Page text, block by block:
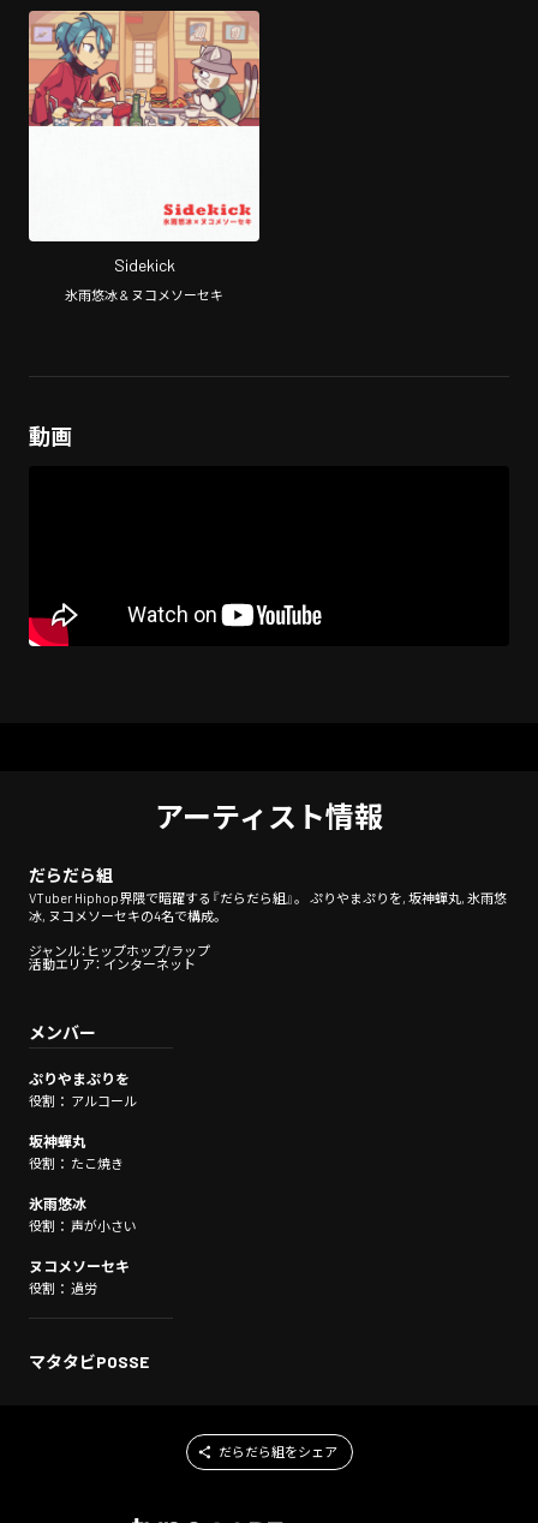
Sidekick
氷雨悠冰 & ヌコメソーセキ
動画
アーティスト情報
だらだら組
VTuber Hiphop界隈で暗躍する『だらだら組』。 ぷりやまぷりを, 坂神蟬丸, 氷雨悠
冰, ヌコメソーセキの4名で構成。
ジャンル：ヒップホップ/ラップ
活動エリア： インターネット
メンバー
ぷりやまぷりを
役割： アルコール
坂神蟬丸
役割： たこ焼き
氷雨悠冰
役割： 声が小さい
ヌコメソーセキ
役割： 過労
マタタビPOSSE
だらだら組をシェア